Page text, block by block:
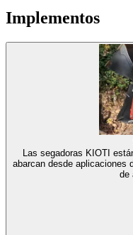
Implementos
Las segadoras KIOTI
abarcan desde aplicaciones
de